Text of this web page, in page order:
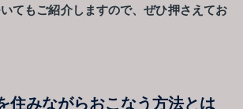
てもご紹介しますので、ぜひ押さえてお
住みながらおこなう方法とは